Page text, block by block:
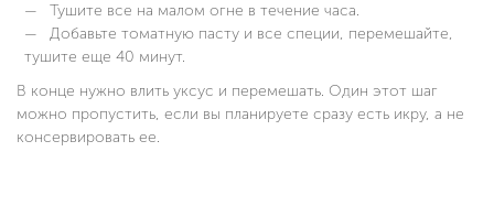
Тушите все на малом огне в течение часа.
Добавьте томатную пасту и все специи, перемешайте,
тушите еще 40 минут.
В конце нужно влить уксус и перемешать. Один этот шаг
можно пропустить, если вы планируете сразу есть икру, а не
консервировать ее.